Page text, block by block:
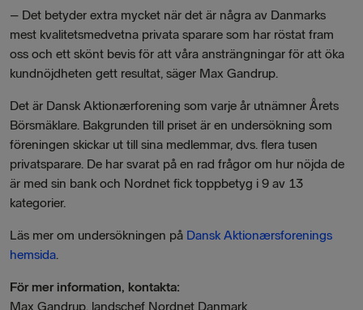
– Det betyder extra mycket när det är några av Danmarks
mest kvalitetsmedvetna privata sparare som har röstat fram
oss och ett skönt bevis för att våra ansträngningar för att öka
kundnöjdheten gett resultat, säger Max Gandrup.
Det är Dansk Aktionærforening som varje år utnämner Årets
Börsmäklare. Bakgrunden till priset är en undersökning som
föreningen skickar ut till sina medlemmar, dvs. flera tusen
privatsparare. De har svarat på en rad frågor om hur nöjda de
är med sin bank och Nordnet fick toppbetyg i 9 av 13
kategorier.
Läs mer om undersökningen på Dansk Aktionærsforenings
hemsida.
För mer information, kontakta:
Max Gandrup, landschef Nordnet Danmark